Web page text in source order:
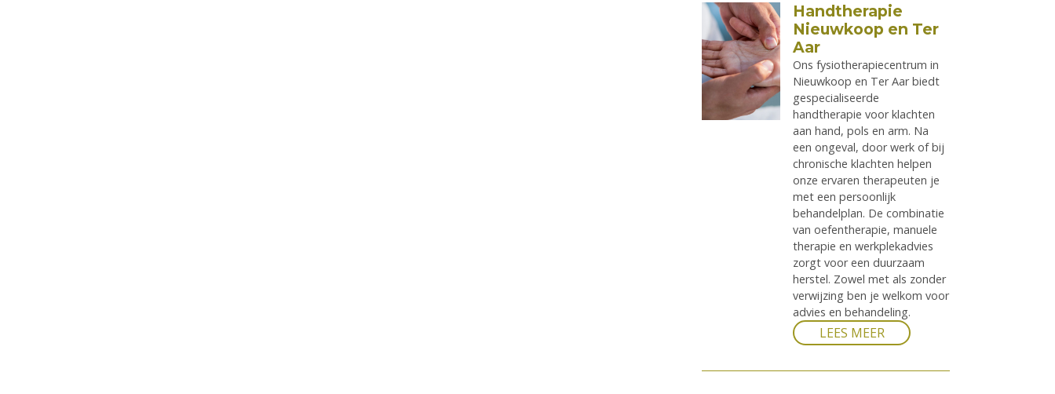
Handtherapie
Nieuwkoop en Ter
Aar
Ons fysiotherapiecentrum in
Nieuwkoop en Ter Aar biedt
gespecialiseerde
handtherapie voor klachten
aan hand, pols en arm. Na
een ongeval, door werk of bij
chronische klachten helpen
onze ervaren therapeuten je
met een persoonlijk
behandelplan. De combinatie
van oefentherapie, manuele
therapie en werkplekadvies
zorgt voor een duurzaam
herstel. Zowel met als zonder
verwijzing ben je welkom voor
advies en behandeling.
LEES MEER